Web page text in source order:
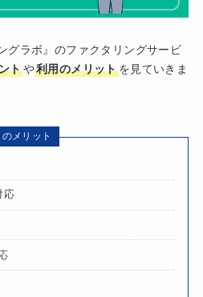
グラボ』のファクタリングサービ
トや利用のメリットを見ていきま
メリット
応